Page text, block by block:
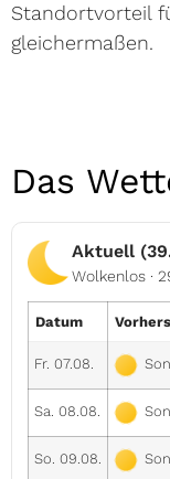
Standortvorteil
gleichermaßen.
Das
Aktuell
Wolkenlos ·
Datum
Fr. 07.08.
Sa. 08.08.
So. 09.08.